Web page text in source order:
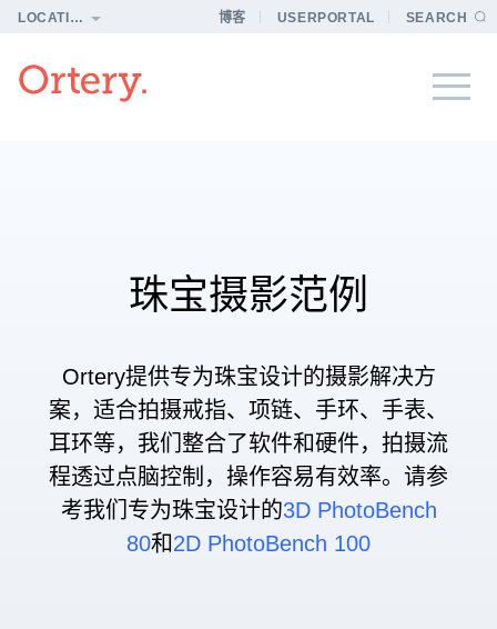
LOCATION 博客 USERPORTAL SEARCH
珠宝摄影范例
Ortery提供专为珠宝设计的摄影解决方
案，适合拍摄戒指、项链、手环、手表、
耳环等，我们整合了软件和硬件，拍摄流
程透过点脑控制，操作容易有效率。请参
考我们专为珠宝设计的3D PhotoBench
80和2D PhotoBench 100